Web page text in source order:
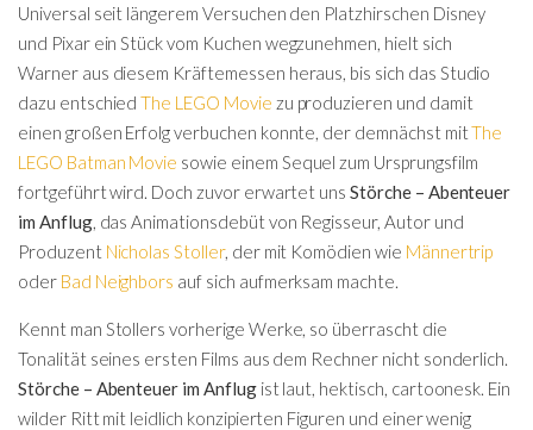
Universal seit längerem Versuchen den Platzhirschen Disney
und Pixar ein Stück vom Kuchen wegzunehmen, hielt sich
Warner aus diesem Kräftemessen heraus, bis sich das Studio
dazu entschiedThe LEGO Movie zu produzieren und damit
einen großen Erfolg verbuchen konnte, der demnächst mitThe
LEGO Batman Movie sowie einem Sequel zum Ursprungsfilm
fortgeführt wird. Doch zuvor erwartet unsStörche – Abenteuer
im Anflug, das Animationsdebüt von Regisseur, Autor und
Produzent Nicholas Stoller, der mit Komödien wie Männertrip
oder Bad Neighbors auf sich aufmerksam machte.
Kennt man Stollers vorherige Werke, so überrascht die
Tonalität seines ersten Films aus dem Rechner nicht sonderlich.
Störche – Abenteuer im Anflug ist laut, hektisch, cartoonesk. Ein
wilder Ritt mit leidlich konzipierten Figuren und einer wenig